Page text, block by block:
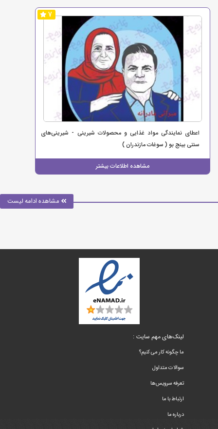
7
اعطای نمایندگی مواد غذایی و محصولات شیرینی - شیرینی‌های
سنتی بینج بو ( سوغات مازندران )
مشاهده اطلاعات بیشتر
مشاهده ادامه لیست
لینک‌های مهم سایت :
ما چگونه کار می کنیم؟
سوالات متداول
تعرفه سرویس‌ها
ارتباط با ما
درباره ما